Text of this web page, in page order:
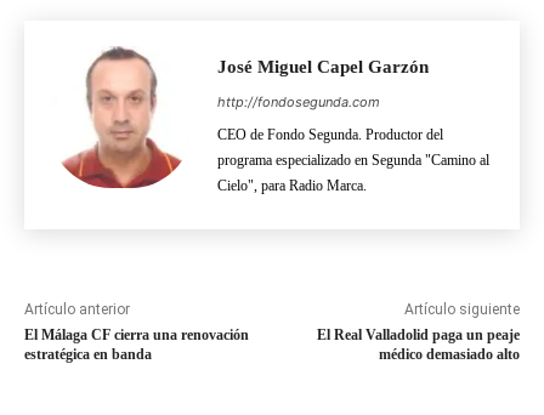
José Miguel Capel Garzón
http://fondosegunda.com
CEO de Fondo Segunda. Productor del
programa especializado en Segunda "Camino al
Cielo", para Radio Marca.
Artículo anterior
El Málaga CF cierra una renovación
estratégica en banda
Artículo siguiente
El Real Valladolid paga un peaje
médico demasiado alto